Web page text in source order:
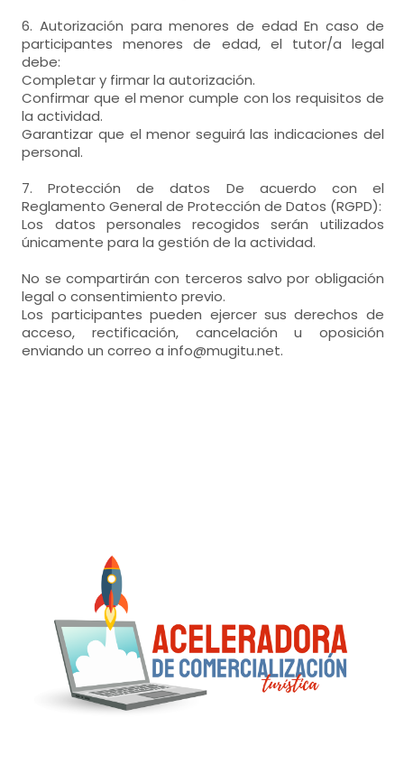
6. Autorización para menores de edad En caso de
participantes menores de edad, el tutor/a legal
debe:
Completar y firmar la autorización.
Confirmar que el menor cumple con los requisitos de
la actividad.
Garantizar que el menor seguirá las indicaciones del
personal.
7. Protección de datos De acuerdo con el
Reglamento General de Protección de Datos (RGPD):
Los datos personales recogidos serán utilizados
únicamente para la gestión de la actividad.
No se compartirán con terceros salvo por obligación
legal o consentimiento previo.
Los participantes pueden ejercer sus derechos de
acceso, rectificación, cancelación u oposición
enviando un correo a info@mugitu.net.